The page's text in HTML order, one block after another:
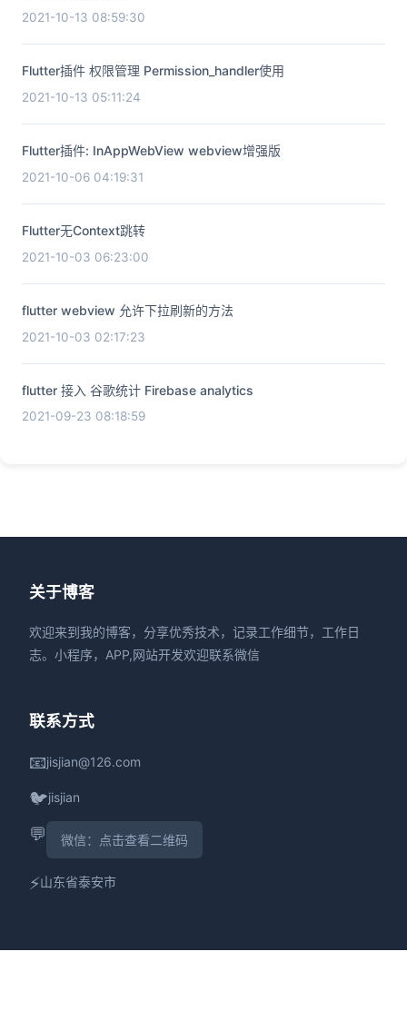
2021-10-13 08:59:30
Flutter插件 权限管理 Permission_handler使用
2021-10-13 05:11:24
Flutter插件: InAppWebView webview增强版
2021-10-06 04:19:31
Flutter无Context跳转
2021-10-03 06:23:00
flutter webview 允许下拉刷新的方法
2021-10-03 02:17:23
flutter 接入 谷歌统计 Firebase analytics
2021-09-23 08:18:59
关于博客
欢迎来到我的博客，分享优秀技术，记录工作细节，工作日
志。小程序，APP,网站开发欢迎联系微信
联系方式
📧jisjian@126.com
🐦jisjian
💬 微信：点击查看二维码
⚡山东省泰安市